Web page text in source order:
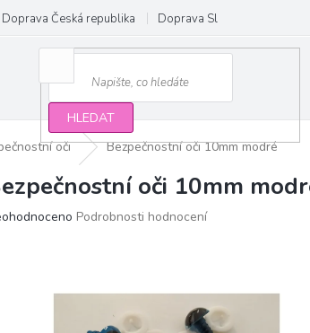
Doprava Česká republika Doprava Slovensko a EU
HLEDAT
oči Bezpečnostní oči 10mm modré
oči 10mm
Podrobnosti hodnocení